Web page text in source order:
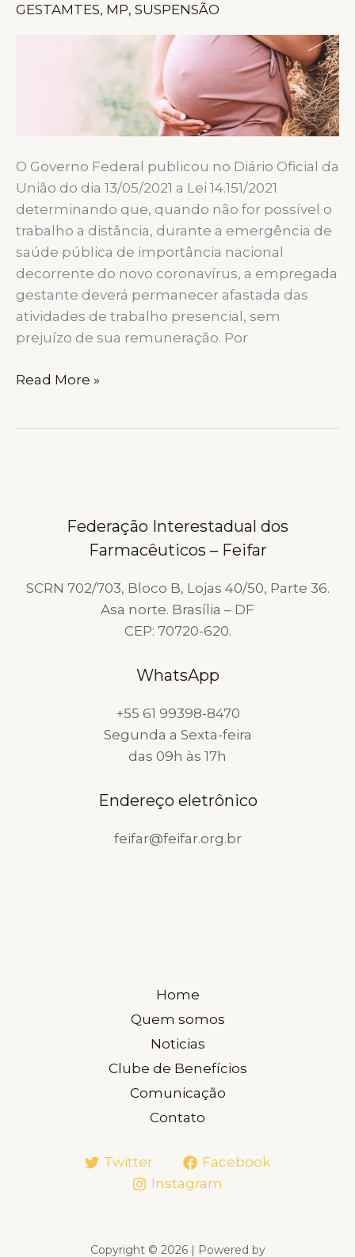
GESTAMTES, MP, SUSPENSÃO
O Governo Federal publicou no Diário Oficial da
União do dia 13/05/2021 a Lei 14.151/2021
determinando que, quando não for possível o
trabalho a distância, durante a emergência de
saúde pública de importância nacional
decorrente do novo coronavírus, a empregada
gestante deverá permanecer afastada das
atividades de trabalho presencial, sem
prejuízo de sua remuneração. Por
EMPREGADAS
Read More »
Federação Interestadual dos
Farmacêuticos – Feifar
SCRN 702/703, Bloco B, Lojas 40/50, Parte 36.
Asa norte. Brasília – DF
CEP: 70720-620.
WhatsApp
+55 61 99398-8470
Segunda a Sexta-feira
das 09h às 17h
Endereço eletrônico
feifar@feifar.org.br
Home
Quem somos
Noticias
Clube de Benefícios
Comunicação
Contato
Twitter
Facebook
Instagram
Copyright © 2026 | Powered by